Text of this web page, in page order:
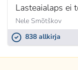
Lasteaialaps ei
Nele Smõtškov
838 allkirja